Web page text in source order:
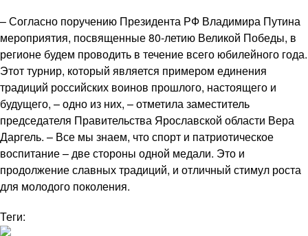
– Согласно поручению Президента РФ Владимира Путина
мероприятия, посвященные 80-летию Великой Победы, в
регионе будем проводить в течение всего юбилейного года.
Этот турнир, который является примером единения
традиций российских воинов прошлого, настоящего и
будущего, – одно из них, – отметила заместитель
председателя Правительства Ярославской области Вера
Даргель. – Все мы знаем, что спорт и патриотическое
воспитание – две стороны одной медали. Это и
продолжение славных традиций, и отличный стимул роста
для молодого поколения.
Теги: